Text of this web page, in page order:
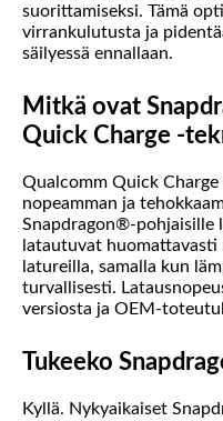
suorittamiseksi. Tämä
virrankulutusta ja
säilyessä ennallaan.
Mitkä ovat
Quick Charge -
Qualcomm Quick
nopeamman ja
Snapdragon®-pohjaisille
latautuvat
latureilla, samalla kun
turvallisesti.
versiosta ja OEM-
Tukeeko
Kyllä. Nykyaikaiset